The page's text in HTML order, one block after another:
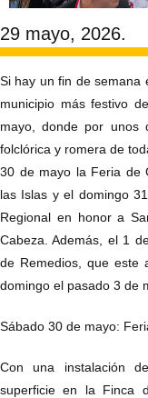
29 mayo, 2026.
Si hay un fin de semana
municipio más festivo
mayo, donde por unos
folclórica y romera de
30 de mayo la Feria de
las Islas y el domingo
Regional en honor a
Cabeza. Además, el 1
de Remedios, que este
domingo el pasado 3 de
Sábado 30 de mayo:
Con una instalación
superficie en la Finca